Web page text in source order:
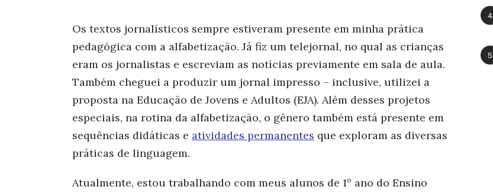
Os textos jornalísticos sempre estiveram presente em minha prática
pedagógica com a alfabetização. Já fiz um telejornal, no qual as crianças
eram os jornalistas e escreviam as notícias previamente em sala de aula.
Também cheguei a produzir um jornal impresso – inclusive, utilizei a
proposta na Educação de Jovens e Adultos (EJA). Além desses projetos
especiais, na rotina da alfabetização, o gênero também está presente em
sequências didáticas e atividades permanentes que exploram as diversas
práticas de linguagem.
Atualmente, estou trabalhando com meus alunos de 1º ano do Ensino
4
5